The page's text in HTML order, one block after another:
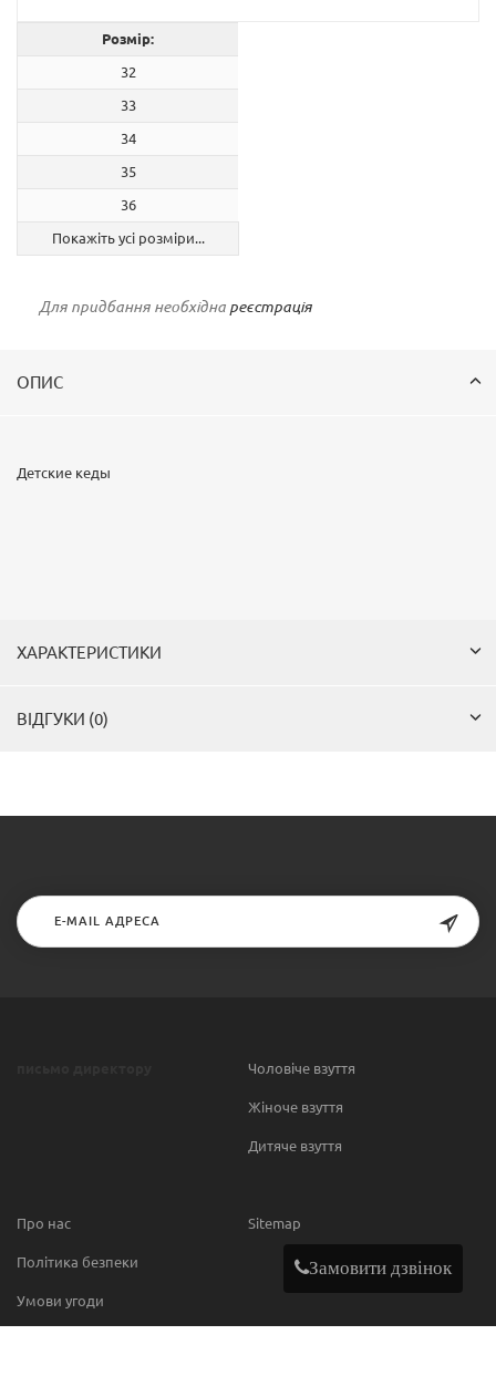
Розмір:
32
33
34
35
36
Покажіть усі розміри...
Для придбання необхідна реєстрація
ОПИС
Детские кеды
ХАРАКТЕРИСТИКИ
ВІДГУКИ (0)
Чоловіче взуття
Жіноче взуття
Дитяче взуття
Про нас
Політика безпеки
Умови угоди
Sitemap
Замовити дзвінок